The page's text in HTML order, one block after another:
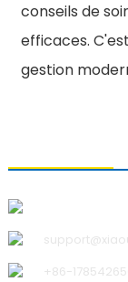
conseils de
efficaces.
gestion
+86-